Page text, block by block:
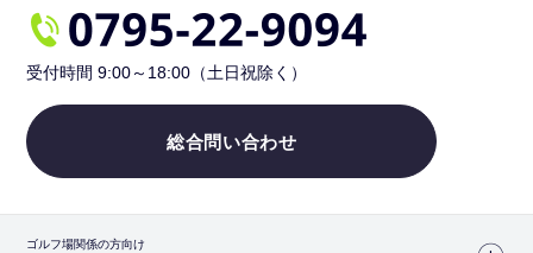
受付時間 9:00～18:00（土日祝除く）
総合問い合わせ
ゴルフ場関係の方向け